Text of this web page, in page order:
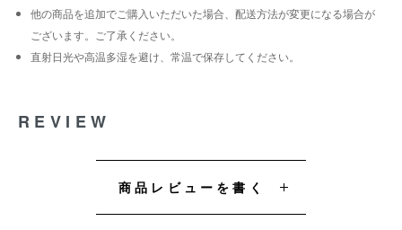
他の商品を追加でご購入いただいた場合、配送方法が変更になる場合が
ございます。ご了承ください。
直射日光や高温多湿を避け、常温で保存してください。
REVIEW
商品レビューを書く